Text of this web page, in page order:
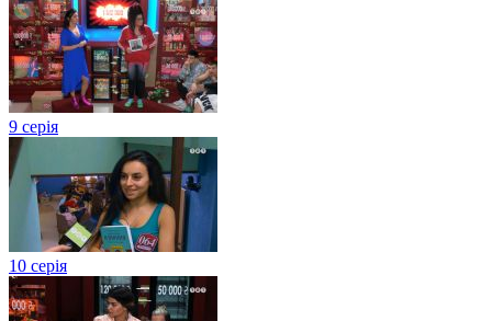
9 серія
10 серія